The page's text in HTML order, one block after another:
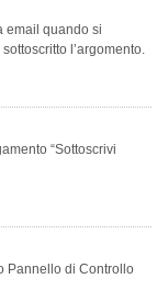
email quando si
l’argomento.
“Sottoscrivi
Pannello di Controllo